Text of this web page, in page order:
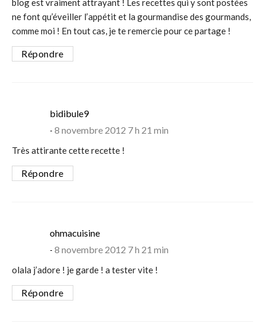
blog est vraiment attrayant ! Les recettes qui y sont postées
ne font qu’éveiller l’appétit et la gourmandise des gourmands,
comme moi ! En tout cas, je te remercie pour ce partage !
Répondre
bidibule9says:
8 novembre 2012 7 h 21 min
Très attirante cette recette !
Répondre
ohmacuisinesays:
8 novembre 2012 7 h 21 min
olala j’adore ! je garde ! a tester vite !
Répondre